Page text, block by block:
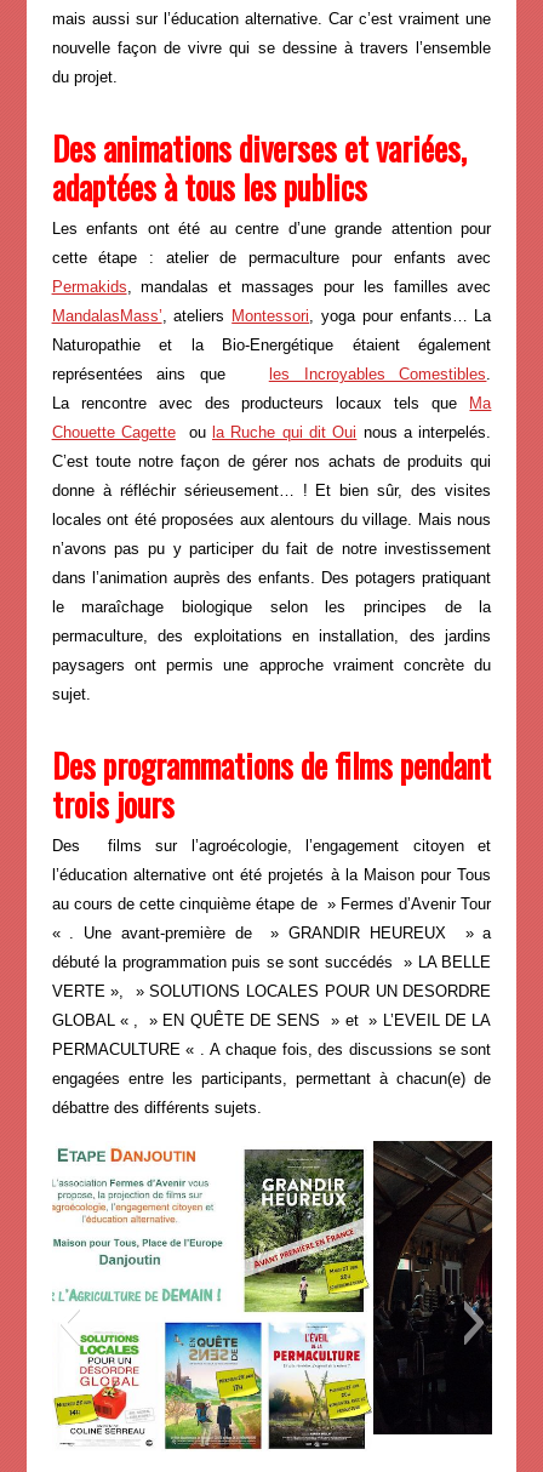
mais aussi sur l’éducation alternative. Car c’est vraiment une
nouvelle façon de vivre qui se dessine à travers l’ensemble
du projet.
Des animations diverses et variées,
adaptées à tous les publics
Les enfants ont été au centre d’une grande attention pour
cette étape : atelier de permaculture pour enfants avec
Permakids, mandalas et massages pour les familles avec
MandalasMass’, ateliers Montessori, yoga pour enfants… La
Naturopathie et la Bio-Energétique étaient également
représentées ains que
les Incroyables Comestibles.
La rencontre avec des producteurs locaux tels que
Ma
Chouette Cagetteou la Ruche qui dit Oui nous a interpelés.
C’est toute notre façon de gérer nos achats de produits qui
donne à réfléchir sérieusement… ! Et bien sûr, des visites
locales ont été proposées aux alentours du village. Mais nous
n’avons pas pu y participer du fait de notre investissement
dans l’animation auprès des enfants. Des potagers pratiquant
le maraîchage biologique selon les principes de la
permaculture, des exploitations en installation, des jardins
paysagers ont permis une approche vraiment concrète du
sujet.
Des programmations de films pendant
trois jours
Des films sur l’agroécologie, l’engagement citoyen et
l’éducation alternative ont été projetés à la Maison pour Tous
au cours de cette cinquième étape de » Fermes d’Avenir Tour
« . Une avant-première de » GRANDIR HEUREUX » a
débuté la programmation puis se sont succédés » LA BELLE
VERTE », » SOLUTIONS LOCALES POUR UN DESORDRE
GLOBAL « , » EN QUÊTE DE SENS » et » L’EVEIL DE LA
PERMACULTURE « . A chaque fois, des discussions se sont
engagées entre les participants, permettant à chacun(e) de
débattre des différents sujets.